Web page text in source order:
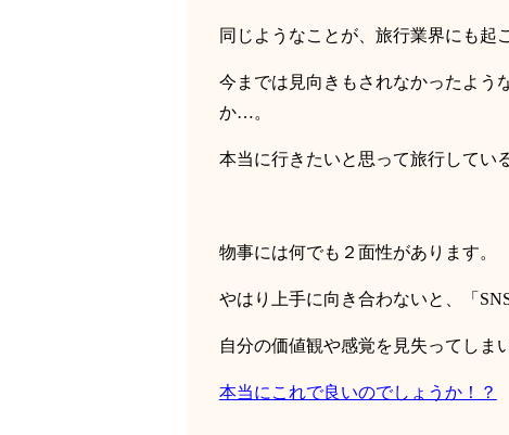
同じようなことが、旅行業界にも起
今までは見向きもされなかったよう
か…。
本当に行きたいと思って旅行してい
物事には何でも２面性があります。
やはり上手に向き合わないと、「
自分の価値観や感覚を見失ってしま
本当にこれで良いのでしょうか！？